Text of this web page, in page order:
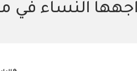
النساء في